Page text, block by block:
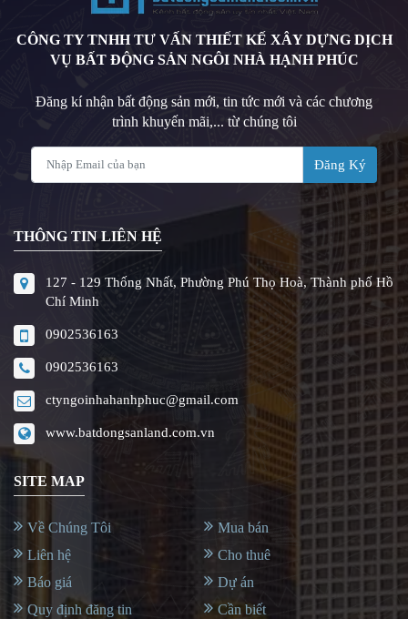
CÔNG TY TNHH TƯ VẤN THIẾT KẾ XÂY DỰNG DỊCH
VỤ BẤT ĐỘNG SẢN NGÔI NHÀ HẠNH PHÚC
Đăng kí nhận bất động sản mới, tin tức mới và các chương
trình khuyến mãi,... từ chúng tôi
Đăng Ký
THÔNG TIN LIÊN HỆ
127 - 129 Thống Nhất, Phường Phú Thọ Hoà, Thành phố Hồ
Chí Minh
0902536163
0902536163
ctyngoinhahanhphuc@gmail.com
www.batdongsanland.com.vn
SITE MAP
Về Chúng Tôi
Liên hệ
Báo giá
Quy định đăng tin
Mua bán
Cho thuê
Dự án
Cần biết